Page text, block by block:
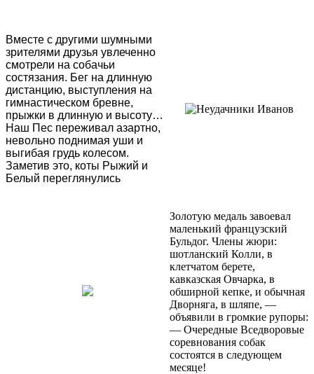
Вместе с другими шумными
зрителями друзья увлеченно
смотрели на собачьи
состязания. Бег на длинную
дистанцию, выступления на
гимнастическом бревне,
прыжки в длинную и высоту…
Наш Пес переживал азартно,
невольно поднимая уши и
выгибая грудь колесом.
Заметив это, коты Рыжий и
Белый переглянулись
Золотую медаль завоевал
маленький французский
Бульдог. Члены жюри:
шотланский Колли, в
клетчатом берете,
кавказская Овчарка, в
обширной кепке, и обычная
Дворняга, в шляпе, —
объявили в громкие рупоры:
— Очередные Вседворовые
соревнования собак
состоятся в следующем
месяце!